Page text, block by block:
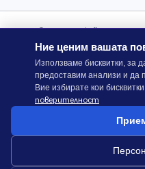
© 2026 Actiefhost.
законодателство цените в
изчислява отделно при
Ние ценим вашата
Използваме бисквитки,
предоставим анализи и да
Вие избирате кои
поверителност